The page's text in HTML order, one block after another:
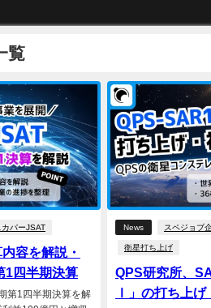
覧
カパーJSAT
容を解説・
1四半期決算
第1四半期決算を解
News スペジョブ
衛星打ち上げ
QPS研究所、
Ⅰ」の打ち上げ